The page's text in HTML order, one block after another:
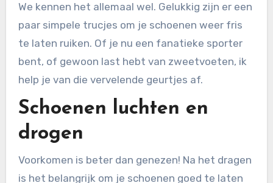
We kennen het allemaal wel. Gelukkig zijn er een
paar simpele trucjes om je schoenen weer fris
te laten ruiken. Of je nu een fanatieke sporter
bent, of gewoon last hebt van zweetvoeten, ik
help je van die vervelende geurtjes af.
Schoenen luchten en
drogen
Voorkomen is beter dan genezen! Na het dragen
is het belangrijk om je schoenen goed te laten